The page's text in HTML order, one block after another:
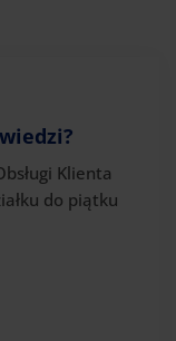
Klienta
do piątku